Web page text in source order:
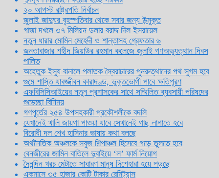
২০ আগস্ট রাষ্ট্রপতি নির্বাচন
জুলাই জাদুঘর বৃহস্পতিবার থেকে সবার জন্য উন্মুক্ত
গাজা দখলে ৩৭ মিলিয়ন ডলার বরাদ্দ দিল ইসরায়েল
নতুন ধারার মোমিন মেহেদী ও শান্তাসহ গ্রেফতার ৬
জনতাবাজার শহীদ জিয়াউর রহমান কলেজে জুলাই গণঅভ্যুত্থান দিবস
পালিত
অহেতুক ইস্যু বানালে পলাতক স্বৈরাচারের পুনরুত্থানের পথ সুগম হবে
গুমে শাস্তি যাবজ্জীবন কারাদণ্ড, ভুক্তভোগী পাবে ক্ষতিপূরণ
এফবিসিসিআইয়ের নতুন প্রশাসকের সাথে সম্মিলিত ব্যবসায়ী পরিষদের
শুভেচ্ছা বিনিময়
গণপূর্তের ২৫৪ উপসহকারী প্রকৌশলীকে বদলি
যেখানেই খালি জায়গা পাওয়া যাবে সেখানেই গাছ লাগাতে হবে
বিরোধী দল শেখ হাসিনার ভাষায় কথা বলছে
অর্থনৈতিক অঞ্চলকে সবুজ শিল্পাঞ্চল হিসেবে গড়ে তুলতে হবে
বেনজীরের জামিন বাতিলে দুবাইয়ে ‌‘ল’ ফার্ম নিয়োগ
দৈনন্দিন খরচ মেটাতে সাধারণ মানুষ দিশেহারা হয়ে পড়ছে
একমাসে ৩৫ হাজার কোটি টাকার রেমিট্যান্স